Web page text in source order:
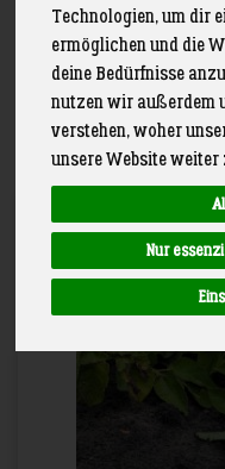
Technologien, um dir
ermöglichen und die
deine Bedürfnisse
nutzen wir außerdem
verstehen, woher
unsere Website
Nur
Hersteller